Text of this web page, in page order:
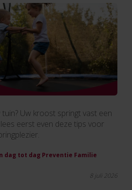
Uw kroost springt vast een
eerst even deze tips voor
dag tot dag Preventie Familie
8 juli 2026